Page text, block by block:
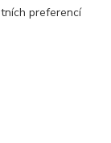
preferencí